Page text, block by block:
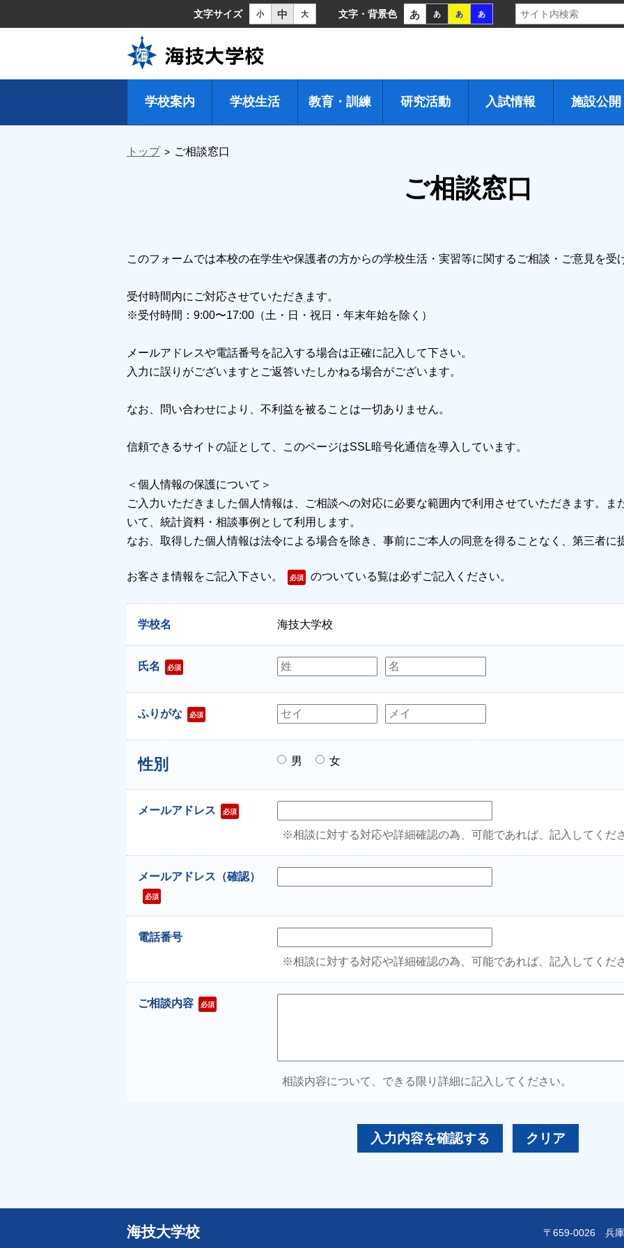
文字サイズ 小 中 大 文字・背景色 あ あ あ あ
学校案内 学校生活 教育・訓練 研究活動 入試情報 施設公開
トップ ご相談窓口
ご相談窓口
このフォームでは本校の在学生や保護者の方からの学校生活・実習等に関するご相談・ご意見を受
受付時間内にご対応させていただきます。
※受付時間：9:00〜17:00（⼟・⽇・祝⽇・年末年始を除く）
メールアドレスや電話番号を記入する場合は正確に記入して下さい。
入力に誤りがございますとご返答いたしかねる場合がございます。
なお、問い合わせにより、不利益を被ることは一切ありません。
信頼できるサイトの証として、このページはSSL暗号化通信を導入しています。
＜個人情報の保護について＞
ご入力いただきました個人情報は、ご相談への対応に必要な範囲内で利用させていただきます。ま
いて、統計資料・相談事例として利用します。
なお、取得した個人情報は法令による場合を除き、事前にご本人の同意を得ることなく、第三者に
お客さま情報をご記入下さい。 必須 のついている覧は必ずご記入ください。
学校名 海技大学校
氏名 必須
ふりがな 必須
性別 男 女
メールアドレス 必須
※相談に対する対応や詳細確認の為、可能であれば、記入してくだ
メールアドレス（確認）
必須
電話番号
※相談に対する対応や詳細確認の為、可能であれば、記入してくだ
ご相談内容 必須
相談内容について、できる限り詳細に記入してください。
入力内容を確認する クリア
海技大学校 〒659-0026 兵